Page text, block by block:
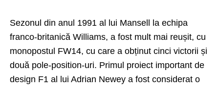
Sezonul din anul 1991 al lui Mansell la echipa
franco-britanică Williams, a fost mult mai reușit, cu
monopostul FW14, cu care a obținut cinci victorii și
două pole-position-uri. Primul proiect important de
design F1 al lui Adrian Newey a fost considerat o